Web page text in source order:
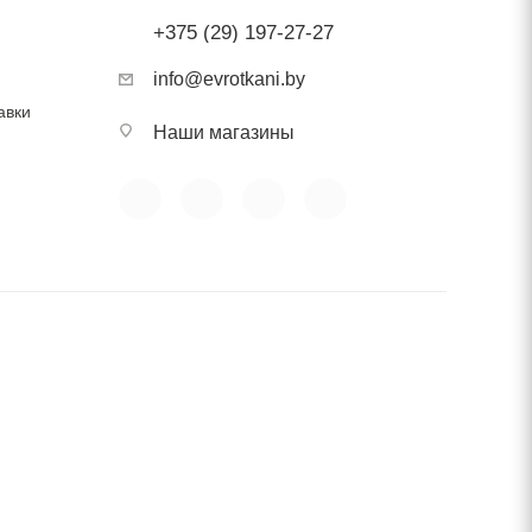
+375 (29) 197-27-27
info@evrotkani.by
Наши магазины